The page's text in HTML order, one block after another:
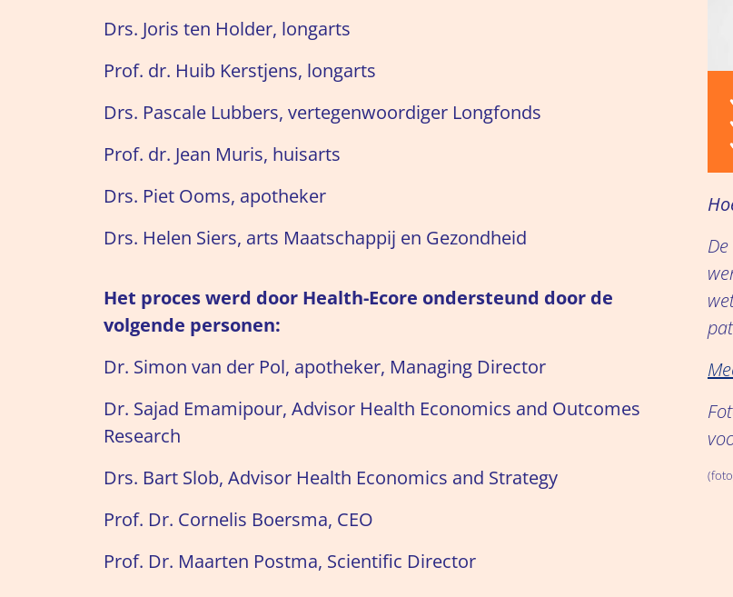
Drs. Joris ten Holder, longarts
Prof. dr. Huib Kerstjens, longarts
Drs. Pascale Lubbers, vertegenwoordiger Longfonds
Prof. dr. Jean Muris, huisarts
Drs. Piet Ooms, apotheker
Drs. Helen Siers, arts Maatschappij en Gezondheid
Het proces werd door Health-Ecore ondersteund door de
volgende personen:
Dr. Simon van der Pol, apotheker, Managing Director
Dr. Sajad Emamipour, Advisor Health Economics and Outcomes
Research
Drs. Bart Slob, Advisor Health Economics and Strategy
Prof. Dr. Cornelis Boersma, CEO
Prof. Dr. Maarten Postma, Scientific Director